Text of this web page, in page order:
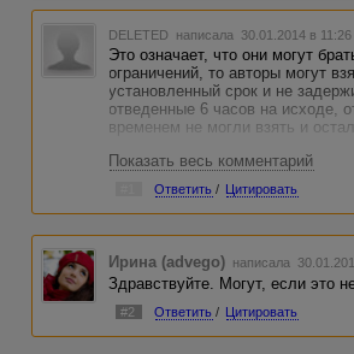
DELETED написала 30.01.2014 в 11:26
Это означает, что они могут
ограничений, то авторы могут
установленный срок и не
отведенные 6 часов на исходе,
временем не могли взять и
Показать весь комментарий
Ответить / Цитировать
Ирина (advego) написала
Здравствуйте. Могут, если это
#2 Ответить / Цитировать